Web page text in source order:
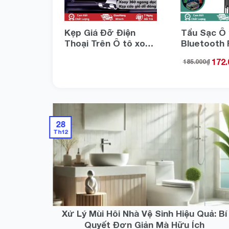
Kẹp Giá Đỡ Điện
Thoại Trên Ô tô xoay
Tẩu Sạc Ô
Bluetooth
PD 20W
tải SUV
MPV
tải từ 12V
185.000₫
Xử Lý Mùi Hôi Nhà Vệ Sinh Hiệu Quả: Bí
Quyết Đơn Giản Mà Hữu Ích
28
Th12